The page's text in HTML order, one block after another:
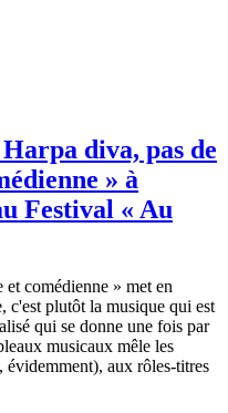
diva, pas de
» à
Festival « Au
comédienne » met en
c'est plutôt la musique qui est
qui se donne une fois par
musicaux mêle les
évidemment), aux rôles-titres